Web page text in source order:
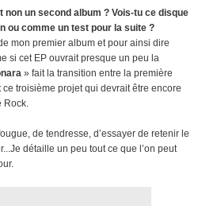
un second album ? Vois-tu ce disque
ou comme un test pour la suite ?
mon premier album et pour ainsi dire
si cet EP ouvrait presque un peu la
» fait la transition entre la première
troisième projet qui devrait être encore
Rock.
de tendresse, d’essayer de retenir le
détaille un peu tout ce que l’on peut